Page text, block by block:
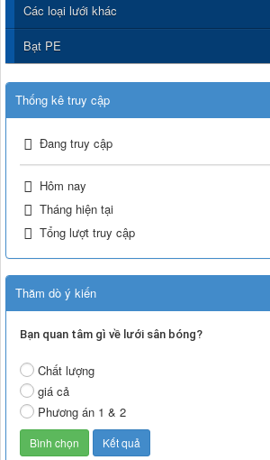
Các loại lưới khác
Bạt PE
Thống kê truy cập
Đang truy cập
Hôm nay
Tháng hiện tại
Tổng lượt truy cập
Thăm dò ý kiến
Bạn quan tâm gì về lưới sân bóng?
Chất lượng
giá cả
Phương án 1 & 2